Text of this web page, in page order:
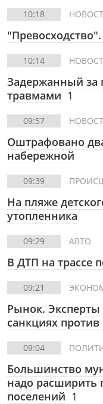
10:18
10:14
Задержанный за
травмами 1
09:57
Оштрафовано
набережной
09:39
На пляже
утопленника
09:29 АВТО
В ДТП на трассе
09:21
Рынок.
санкциях
09:04
Большинство
надо расширить
поселений 1